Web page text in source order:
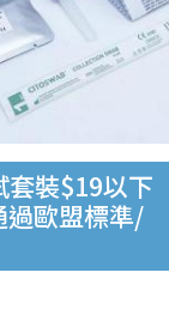
套裝$19以下
過歐盟標準/